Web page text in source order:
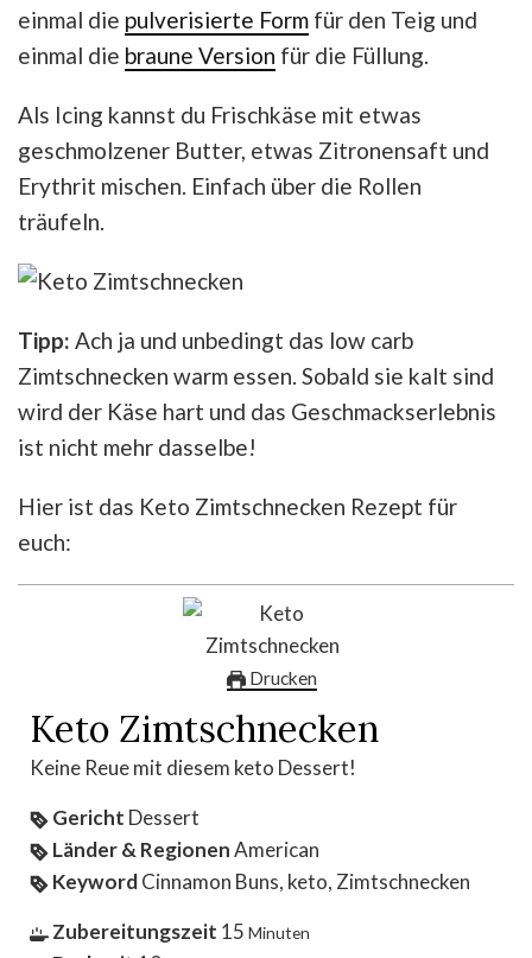
einmal die pulverisierte Form für den Teig und
einmal die braune Version für die Füllung.
Als Icing kannst du Frischkäse mit etwas
geschmolzener Butter, etwas Zitronensaft und
Erythrit mischen. Einfach über die Rollen
träufeln.
Tipp: Ach ja und unbedingt das low carb
Zimtschnecken warm essen. Sobald sie kalt sind
wird der Käse hart und das Geschmackserlebnis
ist nicht mehr dasselbe!
Hier ist das Keto Zimtschnecken Rezept für
euch:
Drucken
Keto Zimtschnecken
Keine Reue mit diesem keto Dessert!
Gericht Dessert
Länder & RegionenAmerican
KeywordCinnamon Buns, keto, Zimtschnecken
Zubereitungszeit 15 Minuten